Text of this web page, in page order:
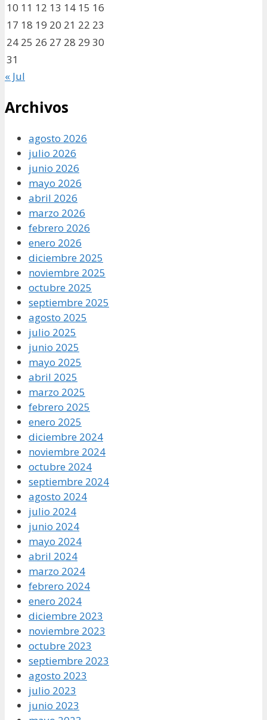
10 11 12 13 14 15 16
17 18 19 20 21 22 23
24 25 26 27 28 29 30
31
« Jul
Archivos
agosto 2026
julio 2026
junio 2026
mayo 2026
abril 2026
marzo 2026
febrero 2026
enero 2026
diciembre 2025
noviembre 2025
octubre 2025
septiembre 2025
agosto 2025
julio 2025
junio 2025
mayo 2025
abril 2025
marzo 2025
febrero 2025
enero 2025
diciembre 2024
noviembre 2024
octubre 2024
septiembre 2024
agosto 2024
julio 2024
junio 2024
mayo 2024
abril 2024
marzo 2024
febrero 2024
enero 2024
diciembre 2023
noviembre 2023
octubre 2023
septiembre 2023
agosto 2023
julio 2023
junio 2023